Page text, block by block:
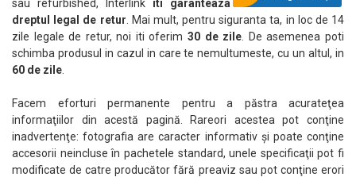
sau refurbished, Interlink iti garanteaza
dreptul legal de retur . Mai mult, pentru siguranta ta, in loc de 14
zile legale de retur, noi iti oferim30 de zile . De asemenea poti
schimba produsul in cazul in care te nemultumeste, cu un altul, in
60 de zile
Facem eforturi permanente pentru a păstra acurateţea
informaţiilor din acestă pagină. Rareori acestea pot conţine
inadvertenţe: fotografia are caracter informativ şi poate conţine
accesorii neincluse în pachetele standard, unele specificaţii pot fi
modificate de catre producător fără preaviz sau pot conţine erori